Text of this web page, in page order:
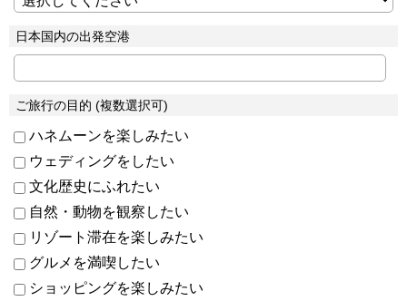
日本国内の出発空港
ご旅行の目的 (複数選択可)
ハネムーンを楽しみたい
ウェディングをしたい
文化歴史にふれたい
自然・動物を観察したい
リゾート滞在を楽しみたい
グルメを満喫したい
ショッピングを楽しみたい